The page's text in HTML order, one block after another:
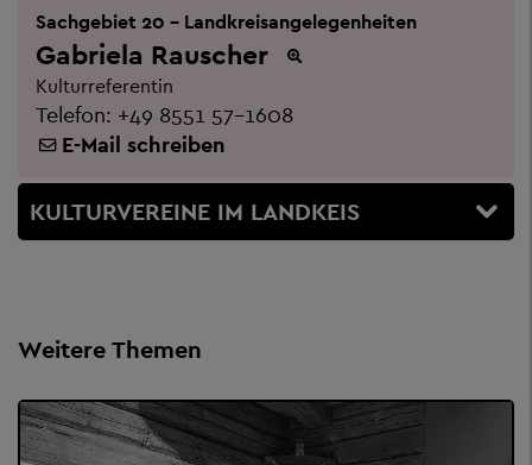
Sachgebiet 20 - Landkreisangelegenheiten
Gabriela Rauscher
Kulturreferentin
Telefon: +49 8551 57-1608
E-Mail schreiben
KULTURVEREINE IM LANDKEIS
Weitere Themen